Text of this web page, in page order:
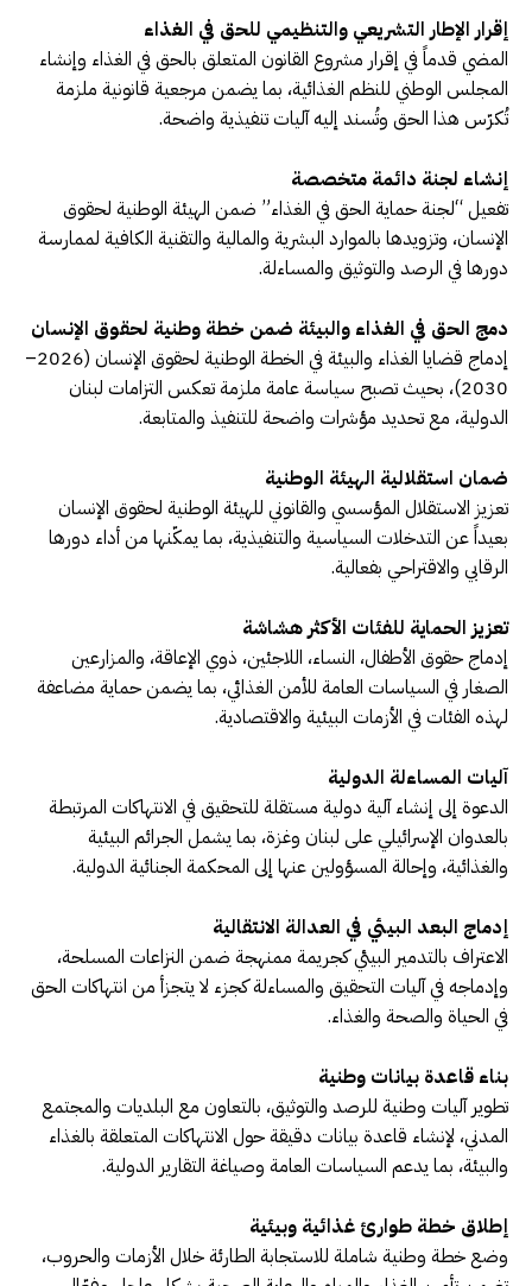
إقرار الإطار التشريعي والتنظيمي للحق في الغذاء
المضي قدماً في إقرار مشروع القانون المتعلق بالحق في الغذاء وإنشاء
المجلس الوطني للنظم الغذائية، بما يضمن مرجعية قانونية ملزمة
تُكرّس هذا الحق وتُسند إليه آليات تنفيذية واضحة.
إنشاء لجنة دائمة متخصصة
تفعيل “لجنة حماية الحق في الغذاء” ضمن الهيئة الوطنية لحقوق
الإنسان، وتزويدها بالموارد البشرية والمالية والتقنية الكافية لممارسة
دورها في الرصد والتوثيق والمساءلة.
دمج الحق في الغذاء والبيئة ضمن خطة وطنية لحقوق الإنسان
إدماج قضايا الغذاء والبيئة في الخطة الوطنية لحقوق الإنسان (2026–
2030)، بحيث تصبح سياسة عامة ملزمة تعكس التزامات لبنان
الدولية، مع تحديد مؤشرات واضحة للتنفيذ والمتابعة.
ضمان استقلالية الهيئة الوطنية
تعزيز الاستقلال المؤسسي والقانوني للهيئة الوطنية لحقوق الإنسان
بعيداً عن التدخلات السياسية والتنفيذية، بما يمكّنها من أداء دورها
الرقابي والاقتراحي بفعالية.
تعزيز الحماية للفئات الأكثر هشاشة
إدماج حقوق الأطفال، النساء، اللاجئين، ذوي الإعاقة، والمزارعين
الصغار في السياسات العامة للأمن الغذائي، بما يضمن حماية مضاعفة
لهذه الفئات في الأزمات البيئية والاقتصادية.
آليات المساءلة الدولية
الدعوة إلى إنشاء آلية دولية مستقلة للتحقيق في الانتهاكات المرتبطة
بالعدوان الإسرائيلي على لبنان وغزة، بما يشمل الجرائم البيئية
والغذائية، وإحالة المسؤولين عنها إلى المحكمة الجنائية الدولية.
إدماج البعد البيئي في العدالة الانتقالية
الاعتراف بالتدمير البيئي كجريمة ممنهجة ضمن النزاعات المسلحة،
وإدماجه في آليات التحقيق والمساءلة كجزء لا يتجزأ من انتهاكات الحق
في الحياة والصحة والغذاء.
بناء قاعدة بيانات وطنية
تطوير آليات وطنية للرصد والتوثيق، بالتعاون مع البلديات والمجتمع
المدني، لإنشاء قاعدة بيانات دقيقة حول الانتهاكات المتعلقة بالغذاء
والبيئة، بما يدعم السياسات العامة وصياغة التقارير الدولية.
إطلاق خطة طوارئ غذائية وبيئية
وضع خطة وطنية شاملة للاستجابة الطارئة خلال الأزمات والحروب،